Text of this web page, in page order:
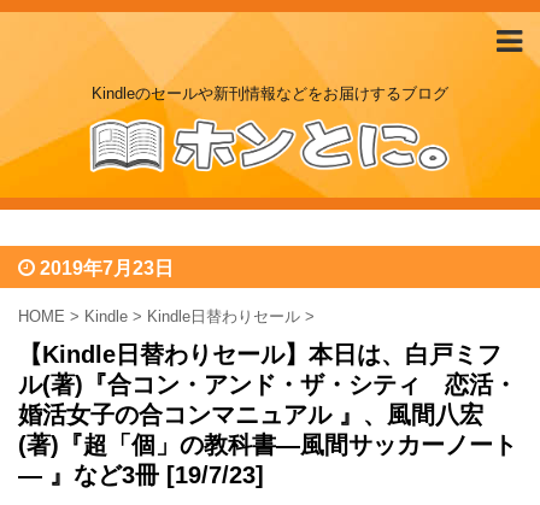
Kindleのセールや新刊情報などをお届けするブログ
2019年7月23日
HOME > Kindle > Kindle日替わりセール >
【Kindle日替わりセール】本日は、白戸ミフ
ル(著)『合コン・アンド・ザ・シティ 恋活・
婚活女子の合コンマニュアル 』、風間八宏
(著)『超「個」の教科書―風間サッカーノート
― 』など3冊 [19/7/23]